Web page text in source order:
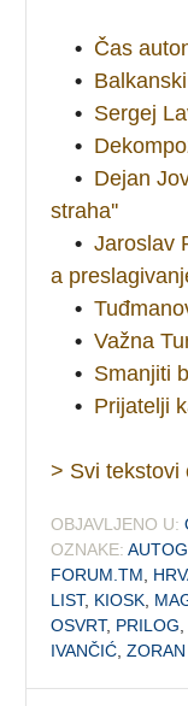
• Čas
•
• Sergej
•
• Dejan
straha''
• Jaroslav
a
•
• Važna
• Smanjiti
• Prijatelji
> Svi tekstovi
OBJAVLJENO U:
OZNAKE:
FORUM.TM
LIST, KIOSK
OSVRT, PRILOG
IVANČIĆ ,